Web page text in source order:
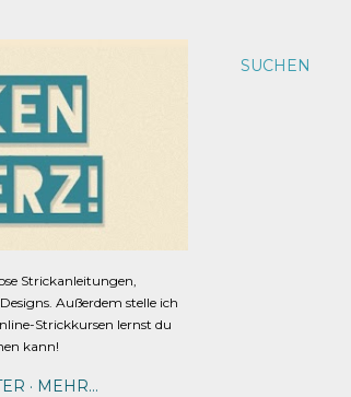
SUCHEN
Strickanleitungen,
Außerdem stelle ich
Strickkursen lernst du
kann!
MEHR…